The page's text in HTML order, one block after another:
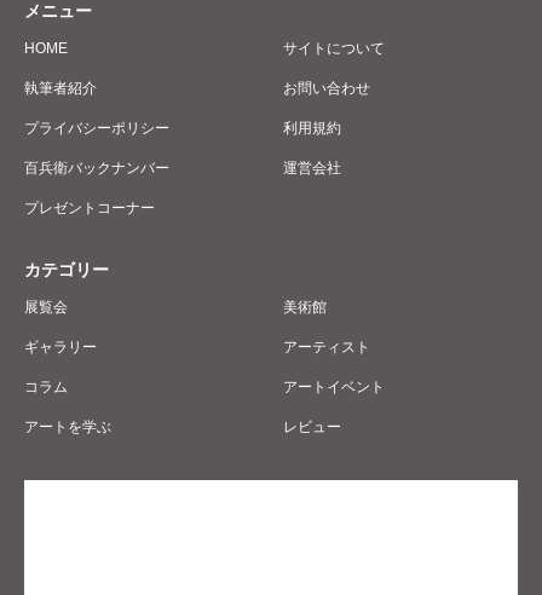
メニュー
HOME サイトについて
執筆者紹介 お問い合わせ
プライバシーポリシー 利用規約
百兵衛バックナンバー 運営会社
プレゼントコーナー
カテゴリー
展覧会 美術館
ギャラリー アーティスト
コラム アートイベント
アートを学ぶ レビュー